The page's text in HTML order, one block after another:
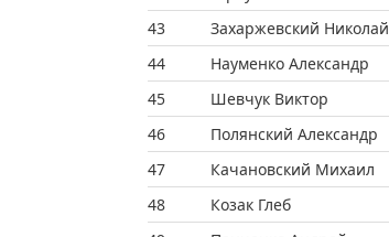
43
Захаржевский Николай
44
Науменко Александр
45
Шевчук Виктор
46
Полянский Александр
47
Качановский Михаил
48
Козак Глеб